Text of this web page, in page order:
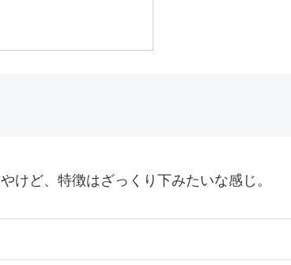
けど、特徴はざっくり下みたいな感じ。